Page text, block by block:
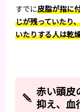
すでに皮脂が指に
じが残っていたり
いたりする人は乾
赤い頭皮
抑え、血